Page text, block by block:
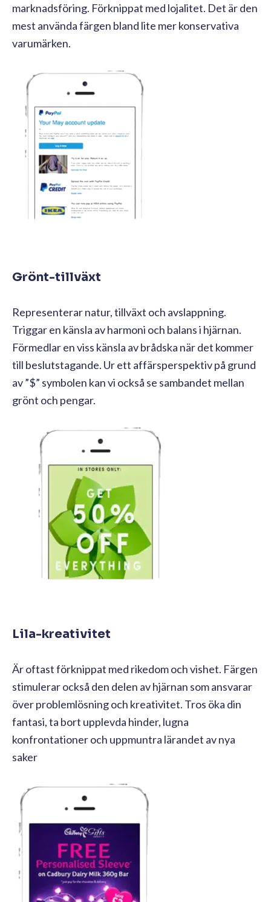
marknadsföring. Förknippat med lojalitet. Det är den
mest använda färgen bland lite mer konservativa
varumärken.
Grönt-tillväxt
Representerar natur, tillväxt och avslappning.
Triggar en känsla av harmoni och balans i hjärnan.
Förmedlar en viss känsla av brådska när det kommer
till beslutstagande. Ur ett affärsperspektiv på grund
av ”$” symbolen kan vi också se sambandet mellan
grönt och pengar.
Lila-kreativitet
Är oftast förknippat med rikedom och vishet. Färgen
stimulerar också den delen av hjärnan som ansvarar
över problemlösning och kreativitet. Tros öka din
fantasi, ta bort upplevda hinder, lugna
konfrontationer och uppmuntra lärandet av nya
saker